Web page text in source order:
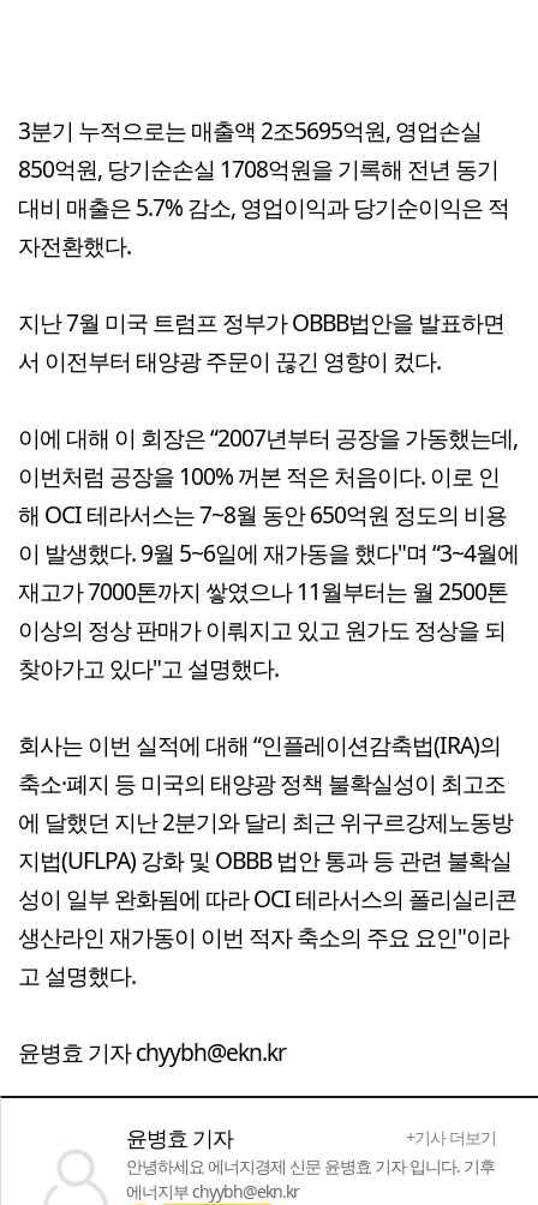
3분기 누적으로는 매출액 2조5695억원, 영업손실
850억원, 당기순손실 1708억원을 기록해 전년 동기
대비 매출은 5.7% 감소, 영업이익과 당기순이익은 적
자전환했다.
지난 7월 미국 트럼프 정부가 OBBB법안을 발표하면
서 이전부터 태양광 주문이 끊긴 영향이 컸다.
이에 대해 이 회장은 “2007년부터 공장을 가동했는데,
이번처럼 공장을 100% 꺼본 적은 처음이다. 이로 인
해 OCI 테라서스는 7~8월 동안 650억원 정도의 비용
이 발생했다. 9월 5~6일에 재가동을 했다"며 “3~4월에
재고가 7000톤까지 쌓였으나 11월부터는 월 2500톤
이상의 정상 판매가 이뤄지고 있고 원가도 정상을 되
찾아가고 있다"고 설명했다.
회사는 이번 실적에 대해 “인플레이션감축법(IRA)의
축소·폐지 등 미국의 태양광 정책 불확실성이 최고조
에 달했던 지난 2분기와 달리 최근 위구르강제노동방
지법(UFLPA) 강화 및 OBBB 법안 통과 등 관련 불확실
성이 일부 완화됨에 따라 OCI 테라서스의 폴리실리콘
생산라인 재가동이 이번 적자 축소의 주요 요인"이라
고 설명했다.
윤병효 기자 chyybh@ekn.kr
윤병효 기자
+기사 더보기
안녕하세요 에너지경제 신문 윤병효 기자 입니다. 기후
에너지부 chyybh@ekn.kr